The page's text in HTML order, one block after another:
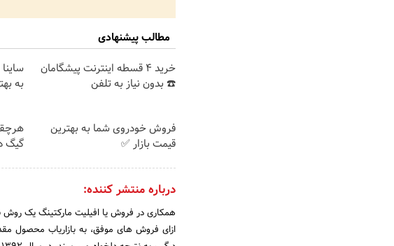
مطالب پیشنهادی
خرید 4 قسطه اینترنت پیشگامان
☎️ بدون نیاز به تلفن
به
فروش خودروی شما به بهترین
قیمت بازار ✅
گیگ
درباره منتشر کننده:
همکاری در فروش یا افیلیت مارکتینگ یک روش
ازای فروش های موفق، به بازاریاب محصول